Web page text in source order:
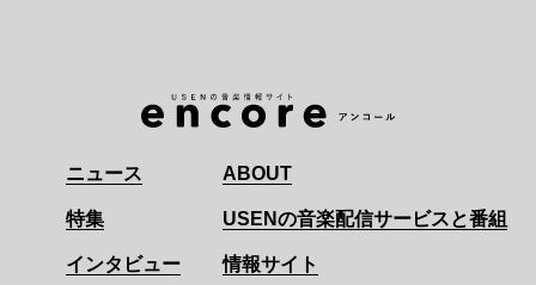
ニュース
特集
インタビュー
ABOUT
USENの音楽配信サービスと番組
情報サイト